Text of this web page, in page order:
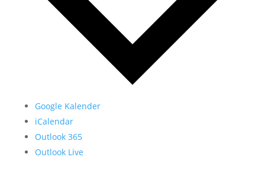
Google Kalender
iCalendar
Outlook 365
Outlook Live